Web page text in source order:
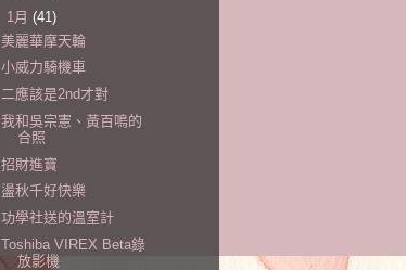
1月 (41)
美麗華摩天輪
小威力騎機車
二應該是2nd才對
我和吳宗憲、黃百鳴的
合照
招財進寶
盪秋千好快樂
功學社送的溫室計
Toshiba VIREX Beta錄
放影機